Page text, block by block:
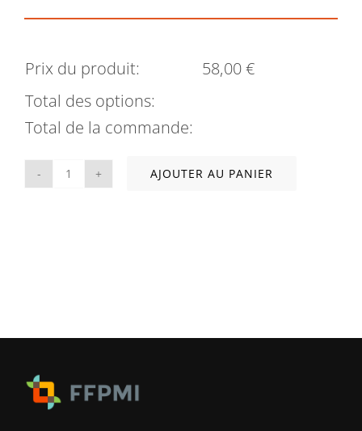
Prix du produit: 58,00€
Total des options:
Total de la commande:
quantité
AJOUTER AU PANIER